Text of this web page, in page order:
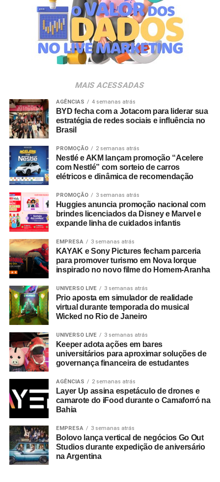
conhecerem profundamente o DNA da Cheil – sabendo
muito bem navegar pelas diversas disciplinas e
plataformas que oferecemos para nossos clientes.
Acreditamos que essa liderança compartilhada trará uma
série de benefícios para os processos, além de
resultados ainda mais efetivos para nossos projetos e
A movimentação busca fortalecer a entrega criativa
integrada às demais áreas de especialidade da agência.
Além dos serviços tradicionais de planejamento, criação
e mídia, a Cheil opera com núcleos dedicados de
retail, eventos,live commerce, produção de conteúdo,
sociale um estúdio proprietário voltado a soluções de
inteligência artificial.
MAIS ACESSADAS
AGÊNCIAS 4 semanas atrás
BYD fecha com a Jotacom para liderar sua
estratégia de redes sociais e influência no
Brasil
PROMOÇÃO 2 semanas atrás
Nestlé e AKM lançam promoção “Acelere
com Nestlé” com sorteio de carros
elétricos e dinâmica de recomendação
PROMOÇÃO 3 semanas atrás
Huggies anuncia promoção nacional com
brindes licenciados da Disney e Marvel e
expande linha de cuidados infantis
EMPRESA 3 semanas atrás
KAYAK e Sony Pictures fecham parceria
para promover turismo em Nova Iorque
inspirado no novo filme do Homem-Aranha
UNIVERSO LIVE 3 semanas atrás
Prio aposta em simulador de realidade
virtual durante temporada do musical
Wicked no Rio de Janeiro
UNIVERSO LIVE 3 semanas atrás
Keeper adota ações em bares
universitários para aproximar soluções de
governança financeira de estudantes
AGÊNCIAS 2 semanas atrás
Layer Up assina espetáculo de drones e
camarote do iFood durante o Camaforró na
Bahia
EMPRESA 3 semanas atrás
Bolovo lança vertical de negócios Go Out
Studios durante expedição de aniversário
na Argentina